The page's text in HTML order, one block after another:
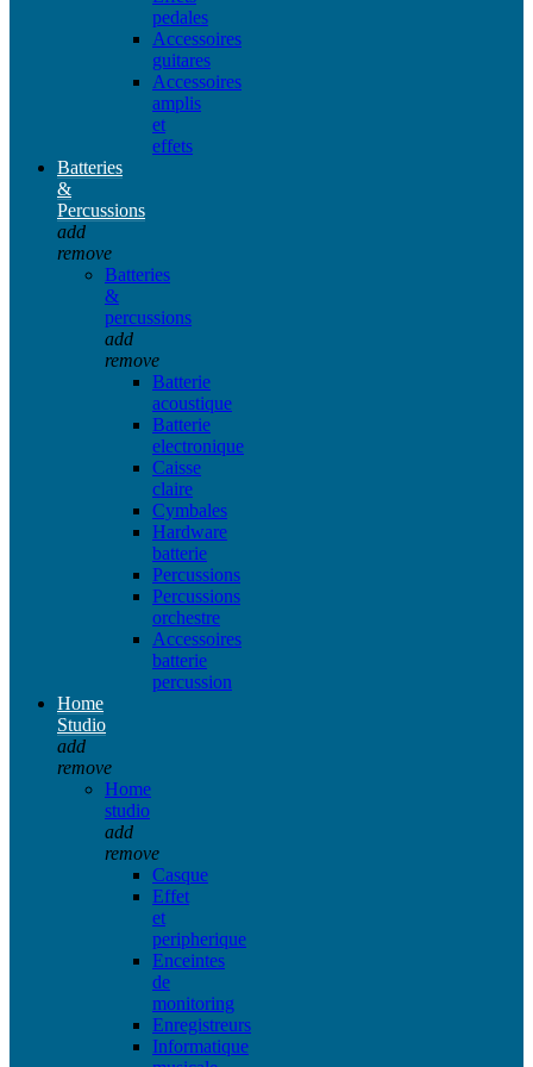
pedales
Accessoires
guitares
Accessoires
amplis
et
effets
Batteries
&
Percussions
add
remove
Batteries
&
percussions
add
remove
Batterie
acoustique
Batterie
electronique
Caisse
claire
Cymbales
Hardware
batterie
Percussions
Percussions
orchestre
Accessoires
batterie
percussion
Home
Studio
add
remove
Home
studio
add
remove
Casque
Effet
et
peripherique
Enceintes
de
monitoring
Enregistreurs
Informatique